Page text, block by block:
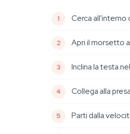
Cerca all'interno
Apri il morsetto
Inclina la testa
Collega alla
Parti dalla